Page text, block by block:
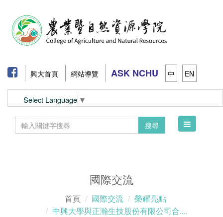
興大首頁 網站導覽 ASK NCHU 中 EN
Select Language ▼
搜尋
Toggle
國際交流
首頁 國際交流
榮耀亮點
中興大學與正瀚生技股份有限公司合....